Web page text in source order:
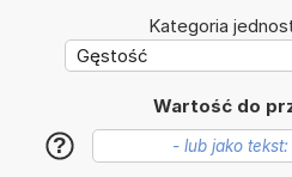
Kategoria
Wartość do
?